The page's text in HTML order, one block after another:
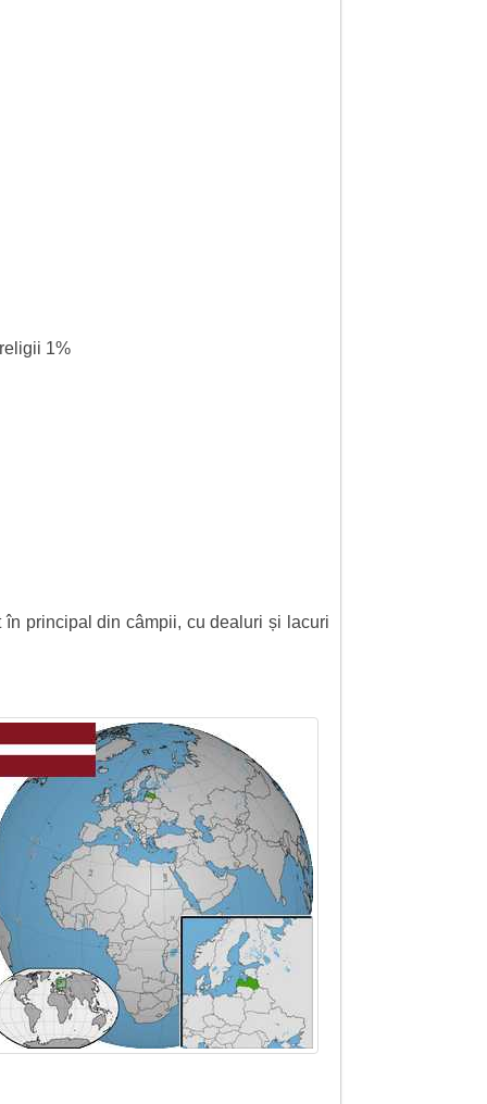
1%
principal din câmpii, cu dealuri și lacuri